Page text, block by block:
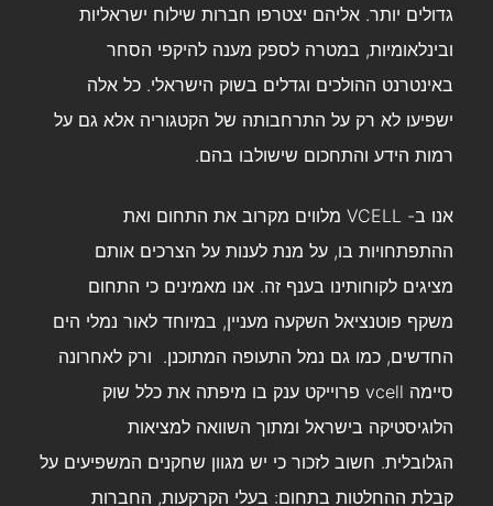
גדולים יותר. אליהם יצטרפו חברות שילוח ישראליות
ובינלאומיות, במטרה לספק מענה להיקפי הסחר
באינטרנט ההולכים וגדלים בשוק הישראלי. כל אלה
ישפיעו לא רק על התרחבותה של הקטגוריה אלא גם על
רמות הידע והתחכום שישולבו בהם.
אנו ב- VCELL מלווים מקרוב את התחום ואת
ההתפתחויות בו, על מנת לענות על הצרכים אותם
מציגים לקוחותינו בענף זה. אנו מאמינים כי התחום
משקף פוטנציאל השקעה מעניין, במיוחד לאור נמלי הים
החדשים, כמו גם נמל התעופה המתוכנן. ורק לאחרונה
סיימה vcell פרוייקט ענק בו מיפתה את כלל שוק
הלוגיסטיקה בישראל ומתוך השוואה למציאות
הגלובלית. חשוב לזכור כי יש מגוון שחקנים המשפיעים על
קבלת ההחלטות בתחום: בעלי הקרקעות, החברות